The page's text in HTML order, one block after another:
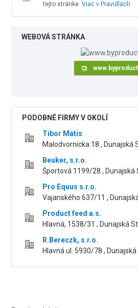
tejto stránke. Viac v Pravidlách
WEBOVÁ STRÁNKA
PODOBNÉ FIRMY V OKOLÍ
Tibor Mátis
Malodvornícka 18 , Dunajská
Beuker, s.r.o.
Športová 1199/28 , Dunajská
Pro Equus s.r.o.
Vajanského 637/11 ,
Product feed a.s.
Hlavná, 1538/31 , Dunajská
R.Bereczk, s.r.o.
Hlavná ul. 5930/78 ,